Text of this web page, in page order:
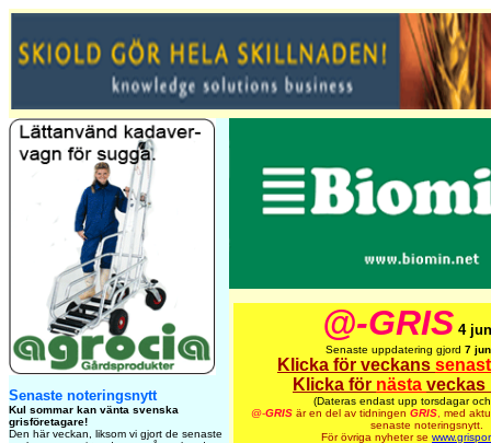
Senaste noteringsnytt
Kul sommar kan vänta svenska
grisföretagare!
Den här veckan, liksom vi gjort de senaste
@-GRIS 4
Senaste uppdatering gjord 7
Klicka för veckans
Klicka för nästa veckas
(Dateras endast upp torsdagar
@-GRIS är en del av tidningen GRIS, med
senaste noteringsnytt.
För övriga nyheter se